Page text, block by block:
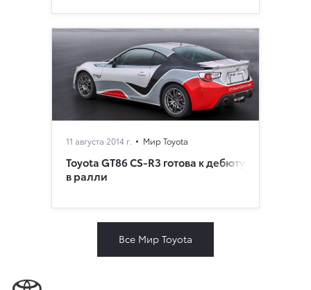
11 августа 2014 г. Мир Toyota
Toyota GT86 CS-R3 готова к дебюту
в ралли
Все Мир Toyota